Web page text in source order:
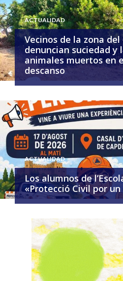
ACTUALIDAD
Vecinos de la zona del
denuncian suciedad y
animales muertos en
descanso
ACTUALIDAD
Los alumnos de
«Protecció Civil por un